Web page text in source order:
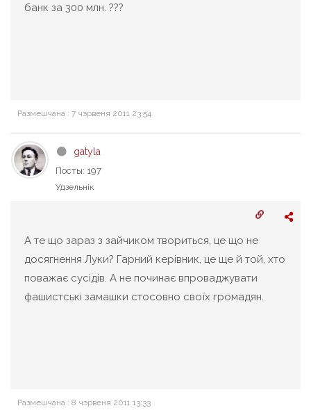
банк за 300 млн. ???
Размешчана : 7 чэрвеня 2011 23:54
gatyla
Посты: 197
Удзельнік
А те що зараз з зайчиком твориться, це що не
досягнення Луки? Гарний керівник, це ще й той, хто
поважає сусідів. А не починає впроваджувати
фашистські замашки стосовно своїх громадян.
Размешчана : 8 чэрвеня 2011 13:33